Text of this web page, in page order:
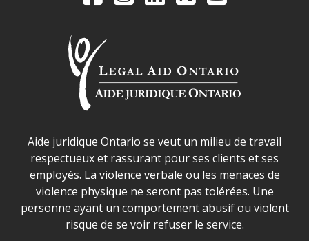
Déclaration sur la sécurité dans les locaux d'AJO.
Aide juridique Ontario se veut un milieu de travail
respectueux et rassurant pour ses clients et ses
employés. La violence verbale ou les menaces de
violence physique ne seront pas tolérées. Une
personne ayant un comportement abusif ou violent
risque de se voir refuser le service.